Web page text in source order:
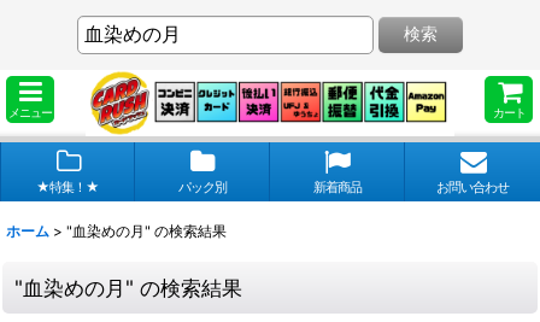
メニュー カート
検索
★特集！★ パック別 新着商品 お問い合わせ
ホーム > "血染めの月" の検索結果
"血染めの月" の検索結果